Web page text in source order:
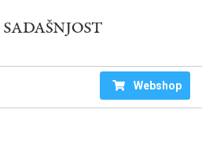
Webshop